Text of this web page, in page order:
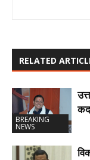
RELATED
BREAKING
NEWS